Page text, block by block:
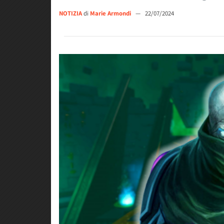
NOTIZIAdi Marie Armondi — 22/07/2024